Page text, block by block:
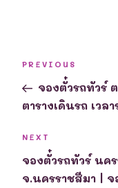
navigation
Previous
Post
PREVIOUS
จองตั๋วรถทัวร์
ตารางเดินรถ เวล
Next
Post
NEXT
จองตั๋วรถทัวร์ นค
จ.นครราชสีมา | จ